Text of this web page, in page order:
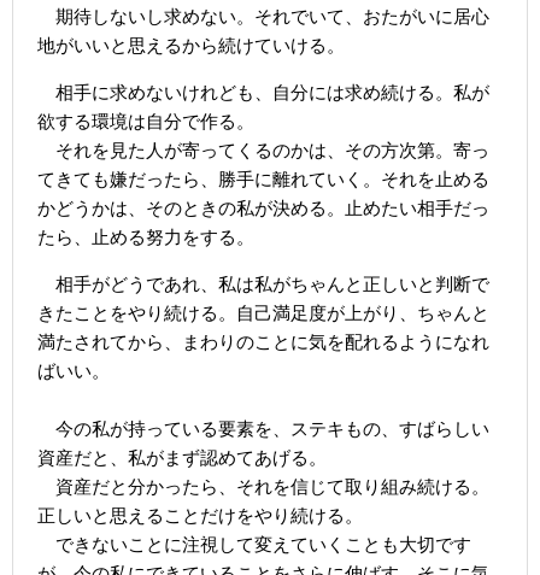
期待しないし求めない。それでいて、おたがいに居心
地がいいと思えるから続けていける。
相手に求めないけれども、自分には求め続ける。私が
欲する環境は自分で作る。
それを見た人が寄ってくるのかは、その方次第。寄っ
てきても嫌だったら、勝手に離れていく。それを止める
かどうかは、そのときの私が決める。止めたい相手だっ
たら、止める努力をする。
相手がどうであれ、私は私がちゃんと正しいと判断で
きたことをやり続ける。自己満足度が上がり、ちゃんと
満たされてから、まわりのことに気を配れるようになれ
ばいい。
今の私が持っている要素を、ステキもの、すばらしい
資産だと、私がまず認めてあげる。
資産だと分かったら、それを信じて取り組み続ける。
正しいと思えることだけをやり続ける。
できないことに注視して変えていくことも大切です